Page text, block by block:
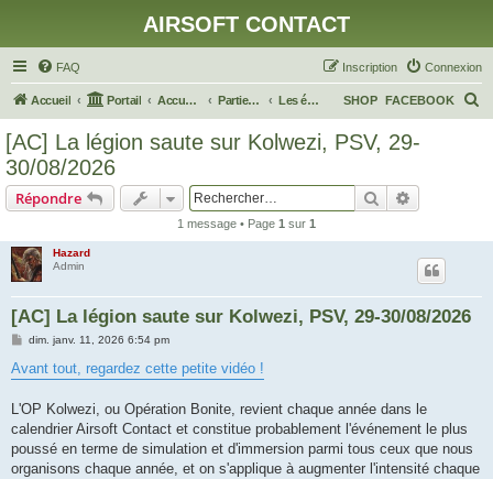
AIRSOFT CONTACT
FAQ Connexion
Inscription
Accueil Portail Accueil du forum Parties, Games, OP, événements... Les événements planifiés FACEBOOK
SHOP
[AC] La légion saute sur Kolwezi, PSV, 29-
30/08/2026
Répondre Rechercher
1 message • Page 1 sur 1
Hazard
Admin
[AC] La légion saute sur Kolwezi, PSV, 29-30/08/2026
M
s
s
g
e
dim. janv. 11, 2026 6:54 pm
Avant tout, regardez cette petite vidéo !
L'OP Kolwezi, ou Opération Bonite, revient chaque année dans le
calendrier Airsoft Contact et constitue probablement l'événement le plus
poussé en terme de simulation et d'immersion parmi tous ceux que nous
organisons chaque année, et on s'applique à augmenter l'intensité chaque